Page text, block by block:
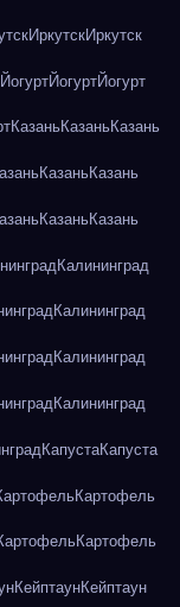
ИркутскИркутск
ЙогуртЙогуртЙогурт
КазаньКазаньКазань
КазаньКазань
КазаньКазань
Калининград
Калининград
Калининград
Калининград
КапустаКапуста
Картофель
Картофель
КейптаунКейптаун